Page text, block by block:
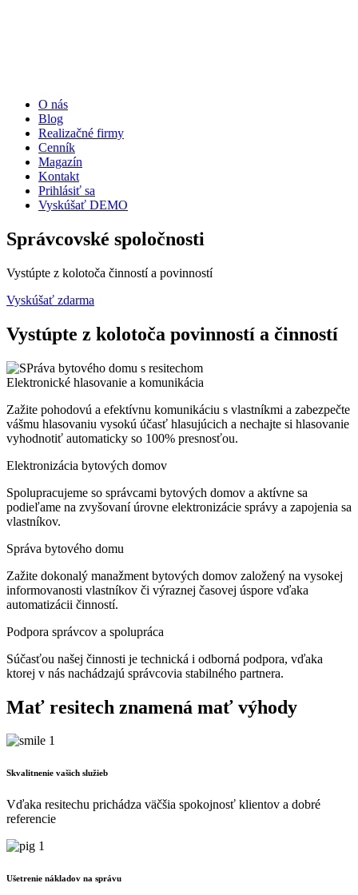
O nás
Blog
Realizačné firmy
Cenník
Magazín
Kontakt
Prihlásiť sa
Vyskúšať DEMO
Správcovské spoločnosti
Vystúpte z kolotoča činností a povinností
Vyskúšať zdarma
Vystúpte z kolotoča povinností a činností
Elektronické hlasovanie a komunikácia
Zažite pohodovú a efektívnu komunikáciu s vlastníkmi a zabezpečte
vášmu hlasovaniu vysokú účasť hlasujúcich a nechajte si hlasovanie
vyhodnotiť automaticky so 100% presnosťou.
Elektronizácia bytových domov
Spolupracujeme so správcami bytových domov a aktívne sa
podieľame na zvyšovaní úrovne elektronizácie správy a zapojenia sa
vlastníkov.
Správa bytového domu
Zažite dokonalý manažment bytových domov založený na vysokej
informovanosti vlastníkov či výraznej časovej úspore vďaka
automatizácii činností.
Podpora správcov a spolupráca
Súčasťou našej činnosti je technická i odborná podpora, vďaka
ktorej v nás nachádzajú správcovia stabilného partnera.
Mať resitech znamená mať výhody
Skvalitnenie vašich služieb
Vďaka resitechu prichádza väčšia spokojnosť klientov a dobré
referencie
Ušetrenie nákladov na správu